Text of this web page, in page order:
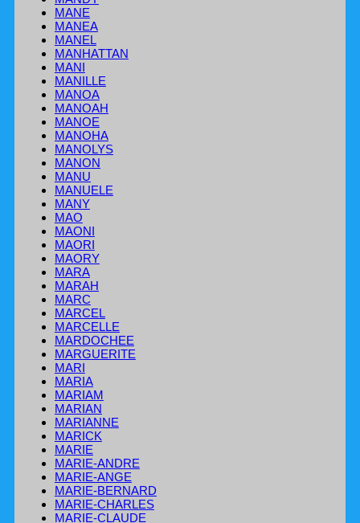
MANE
MANEA
MANEL
MANHATTAN
MANI
MANILLE
MANOA
MANOAH
MANOE
MANOHA
MANOLYS
MANON
MANU
MANUELE
MANY
MAO
MAONI
MAORI
MAORY
MARA
MARAH
MARC
MARCEL
MARCELLE
MARDOCHEE
MARGUERITE
MARI
MARIA
MARIAM
MARIAN
MARIANNE
MARICK
MARIE
MARIE-ANDRE
MARIE-ANGE
MARIE-BERNARD
MARIE-CHARLES
MARIE-CLAUDE